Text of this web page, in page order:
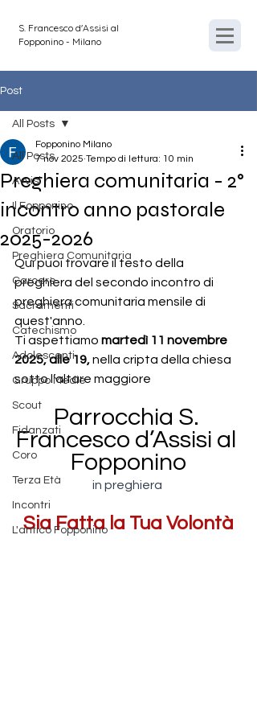
S. Francesco d'Assisi al
Fopponino - Milano
Post
All Posts
Avvisi
Il Fopponino
Oratorio
Preghiera Comunitaria
Carcere
Sacramenti
Catechismo
Adolescenti
Gruppo Medie
Scout
Fidanzati
Coro
Terza Età
Incontri
L'antico Fopponino
All Posts
Preghiera comunitaria - 2°
incontro anno pastorale
2025-2026
Fopponino Milano
7 nov 2025 Tempo di lettura: 10 min
Qui puoi trovare il testo della
preghiera del secondo incontro di
preghiera comunitaria mensile di
quest'anno.
Ti aspettiamo martedì 11 novembre
2025, alle 19, nella cripta della chiesa
sotto l’altare maggiore
Parrocchia S.
Francesco d’Assisi al
Fopponino
in preghiera
Sia Fatta la Tua Volontà